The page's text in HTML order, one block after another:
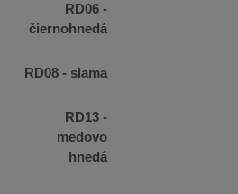
RD06 -
čiernohnedá
RD08 - slama
RD13 -
medovo
hnedá